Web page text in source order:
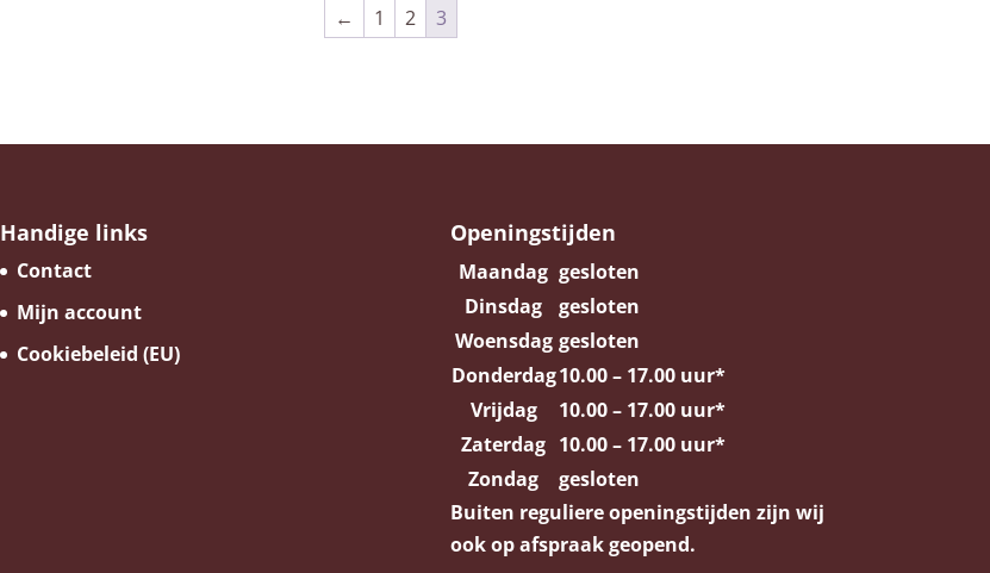
← 1 2 3
Handige links
Contact
Mijn account
Cookiebeleid (EU)
Openingstijden
Maandag gesloten
Dinsdag
gesloten
Woensdag gesloten
Donderdag10.00 – 17.00 uur*
Vrijdag
10.00 – 17.00 uur*
Zaterdag 10.00 – 17.00 uur*
Zondag
gesloten
Buiten reguliere openingstijden zijn wij
ook op afspraak geopend.